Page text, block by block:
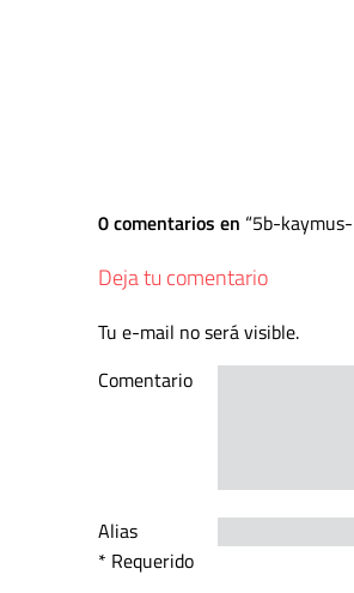
0 comentarios en 5b-
Deja tu comentario
Tu e-mail no será visible.
Comentario
Alias
* Requerido